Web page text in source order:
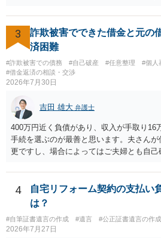
3
詐欺被害でできた借金と元の
済困難
#詐欺被害での債務 #自己破産 #任意整理 #個人
#借金返済の相談・交渉
2026年7月30日
吉田 雄大 弁護士
400万円近く負債があり、収入が手取り16
手続を選ぶのが最善と思います。夫さん
更ですし、場合によってはご夫婦とも自
4
自宅リフォーム契約の支払い
は？
#自筆証書遺言の作成 #遺言 #公正証書遺言の作成
2026年7月27日